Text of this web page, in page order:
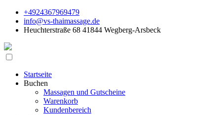
+4924367969479
info@vs-thaimassage.de
Heuchterstraße 68 41844 Wegberg-Arsbeck
Startseite
Buchen
Massagen und Gutscheine
Warenkorb
Kundenbereich